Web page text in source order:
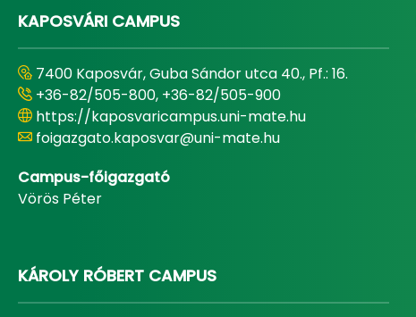
KAPOSVÁRI CAMPUS
7400 Kaposvár, Guba Sándor utca 40., Pf.: 16.
+36-82/505-800, +36-82/505-900
https://kaposvaricampus.uni-mate.hu
foigazgato.kaposvar@uni-mate.hu
Campus-főigazgató
Vörös Péter
KÁROLY RÓBERT CAMPUS